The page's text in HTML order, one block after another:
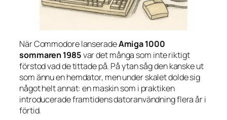
När Commodore lanseradeAmiga 1000
sommaren 1985var det många som inte riktigt
förstod vad de tittade på. På ytan såg den kanske ut
som ännu en hemdator, men under skalet dolde sig
något helt annat: en maskin som i praktiken
introducerade framtidens datoranvändning flera år i
förtid.